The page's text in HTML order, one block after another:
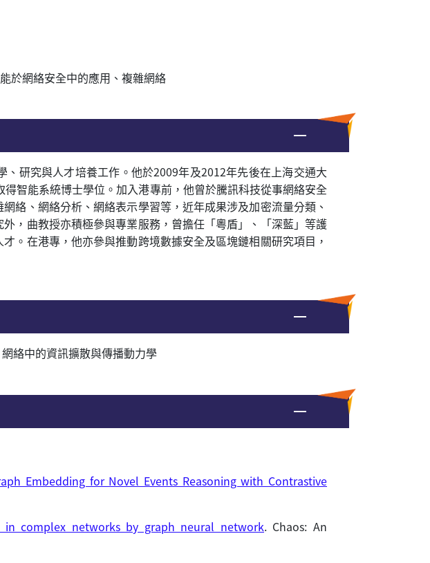
於網絡安全中的應用、複雜網絡
、研究與人才培養工作。他於2009年及2012年先後在上海交通大
智能系統博士學位。加入港專前，他曾於騰訊科技從事網絡安全
絡、網絡分析、網絡表示學習等，近年成果涉及加密流量分類、
，曲教授亦積極參與專業服務，曾擔任「粵盾」
、
「深藍」等護
。在港專，他亦參與推動跨境數據安全及區塊鏈相關研究項目，
網絡中的資訊擴散與傳播動力學
Embedding for Novel Events Reasoning with Contrastive
in complex networks by graph neural network. Chaos: An